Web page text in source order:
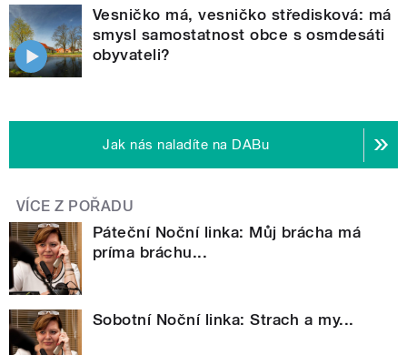
Vesničko má, vesničko středisková: má
smysl samostatnost obce s osmdesáti
obyvateli?
Jak nás naladíte na DABu
VÍCE Z POŘADU
Páteční Noční linka: Můj brácha má
príma bráchu...
Sobotní Noční linka: Strach a my...